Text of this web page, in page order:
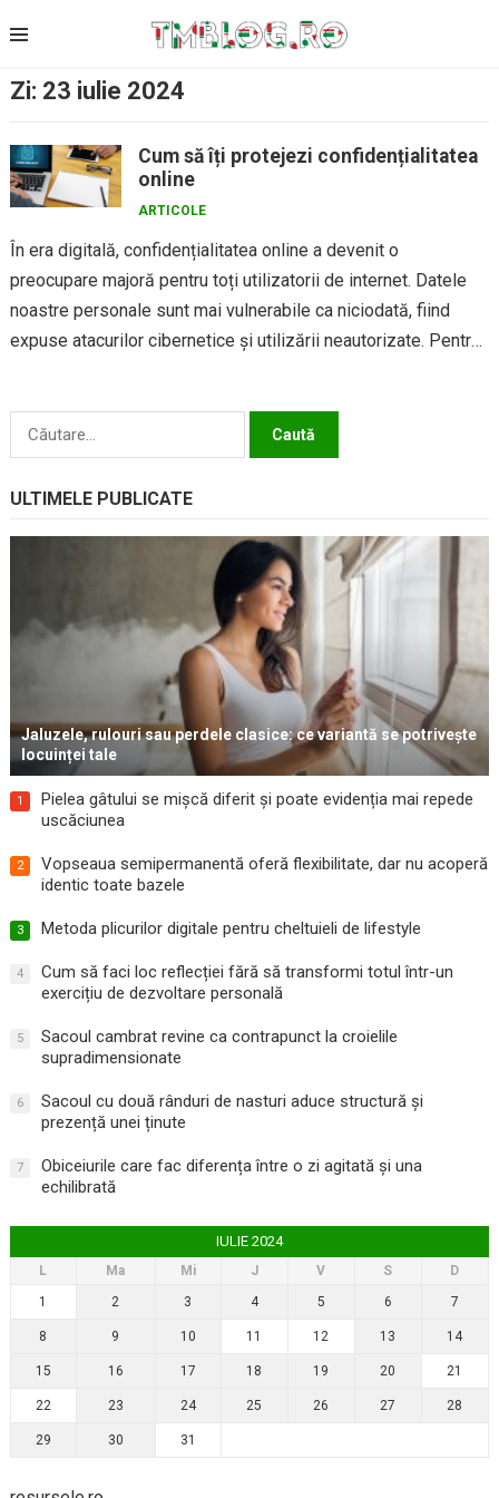
to
Zi: 23 iulie 2024
Cum să îți protejezi confidențialitatea
online
ARTICOLE
În era digitală, confidențialitatea online a devenit o
preocupare majoră pentru toți utilizatorii de internet. Datele
noastre personale sunt mai vulnerabile ca niciodată, fiind
expuse atacurilor cibernetice și utilizării neautorizate. Pentru
Caută
ULTIMELE PUBLICATE
Jaluzele, rulouri sau perdele clasice: ce variantă se potrivește
locuinței tale
1
Pielea gâtului se mișcă diferit și poate evidenția mai repede
uscăciunea
2
Vopseaua semipermanentă oferă flexibilitate, dar nu acoperă
identic toate bazele
3 Metoda plicurilor digitale pentru cheltuieli de lifestyle
4
Cum să faci loc reflecției fără să transformi totul într-un
exercițiu de dezvoltare personală
5
Sacoul cambrat revine ca contrapunct la croielile
supradimensionate
6
Sacoul cu două rânduri de nasturi aduce structură și
prezență unei ținute
7
Obiceiurile care fac diferența între o zi agitată și una
echilibrată
IULIE 2024
L Ma Mi J V S
D
1
2 3 4 5 6 7
8 9 10 11 12 13 14
15 16 17 18 19 20 21
22 23 24 25 26 27 28
29 30 31